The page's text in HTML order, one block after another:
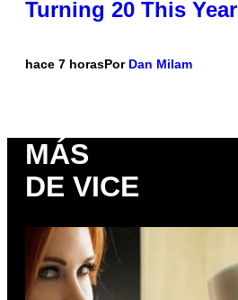
Turning 20 This Year
hace 7 horasPor Dan Milam
MÁS
DE VICE